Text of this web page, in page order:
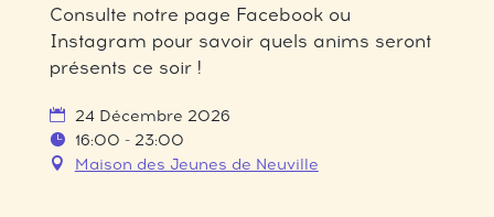
Consulte notre page Facebook ou
Instagram pour savoir quels anims seront
présents ce soir !
24 Décembre 2026
16:00 - 23:00
Maison des Jeunes de Neuville